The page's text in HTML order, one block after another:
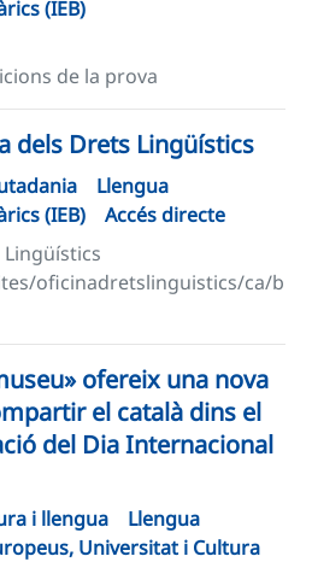
(IEB)
de la prova
dels Drets Lingüístics
Llengua
(IEB)
Accés directe
oficinadretslinguistics/ca/b
ofereix una nova
el català dins el
del Dia Internacional
i llengua
Llengua
Universitat i Cultura